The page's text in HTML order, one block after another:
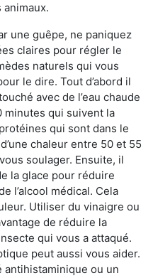
une guêpe, ne paniquez
claires pour régler le
naturels qui vous
le dire. Tout d’abord il
avec de l’eau chaude
minutes qui suivent la
qui sont dans le
chaleur entre 50 et 55
soulager. Ensuite, il
la glace pour réduire
l’alcool médical. Cela
Utiliser du vinaigre ou
de réduire la
qui vous a attaqué.
peut aussi vous aider.
antihistaminique ou un